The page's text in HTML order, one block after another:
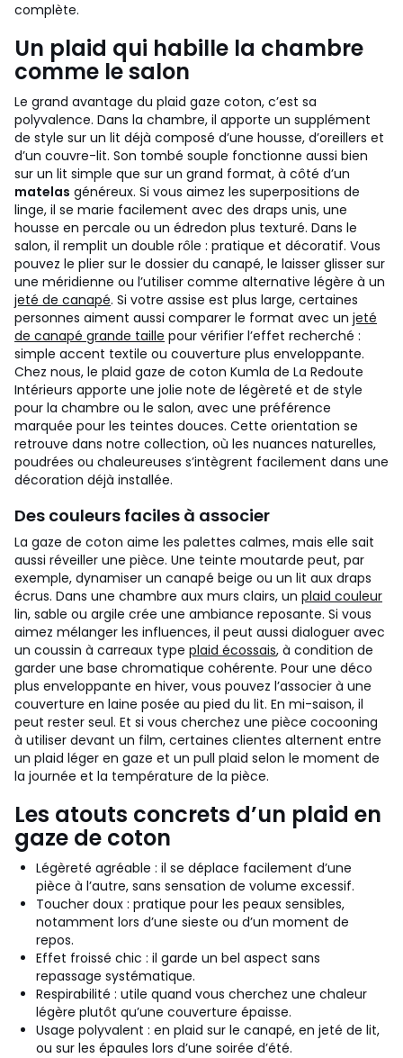
complète.
Un plaid qui habille la chambre
comme le salon
Le grand avantage du plaid gaze coton, c’est sa
polyvalence. Dans la chambre, il apporte un supplément
de style sur un lit déjà composé d’une housse, d’oreillers et
d’un couvre-lit. Son tombé souple fonctionne aussi bien
sur un lit simple que sur un grand format, à côté d’un
matelas généreux. Si vous aimez les superpositions de
linge, il se marie facilement avec des draps unis, une
housse en percale ou un édredon plus texturé. Dans le
salon, il remplit un double rôle : pratique et décoratif. Vous
pouvez le plier sur le dossier du canapé, le laisser glisser sur
une méridienne ou l’utiliser comme alternative légère à un
jeté de canapé. Si votre assise est plus large, certaines
personnes aiment aussi comparer le format avec un jeté
de canapé grande taille pour vérifier l’effet recherché :
simple accent textile ou couverture plus enveloppante.
Chez nous, le plaid gaze de coton Kumla de La Redoute
Intérieurs apporte une jolie note de légèreté et de style
pour la chambre ou le salon, avec une préférence
marquée pour les teintes douces. Cette orientation se
retrouve dans notre collection, où les nuances naturelles,
poudrées ou chaleureuses s’intègrent facilement dans une
décoration déjà installée.
Des couleurs faciles à associer
La gaze de coton aime les palettes calmes, mais elle sait
aussi réveiller une pièce. Une teinte moutarde peut, par
exemple, dynamiser un canapé beige ou un lit aux draps
écrus. Dans une chambre aux murs clairs, un plaid couleur
lin, sable ou argile crée une ambiance reposante. Si vous
aimez mélanger les influences, il peut aussi dialoguer avec
un coussin à carreaux type plaid écossais, à condition de
garder une base chromatique cohérente. Pour une déco
plus enveloppante en hiver, vous pouvez l’associer à une
couverture en laine posée au pied du lit. En mi-saison, il
peut rester seul. Et si vous cherchez une pièce cocooning
à utiliser devant un film, certaines clientes alternent entre
un plaid léger en gaze et un pull plaid selon le moment de
la journée et la température de la pièce.
Les atouts concrets d’un plaid en
gaze de coton
Légèreté agréable : il se déplace facilement d’une
pièce à l’autre, sans sensation de volume excessif.
Toucher doux : pratique pour les peaux sensibles,
notamment lors d’une sieste ou d’un moment de
repos.
Effet froissé chic : il garde un bel aspect sans
repassage systématique.
Respirabilité : utile quand vous cherchez une chaleur
légère plutôt qu’une couverture épaisse.
Usage polyvalent : en plaid sur le canapé, en jeté de lit,
ou sur les épaules lors d’une soirée d’été.